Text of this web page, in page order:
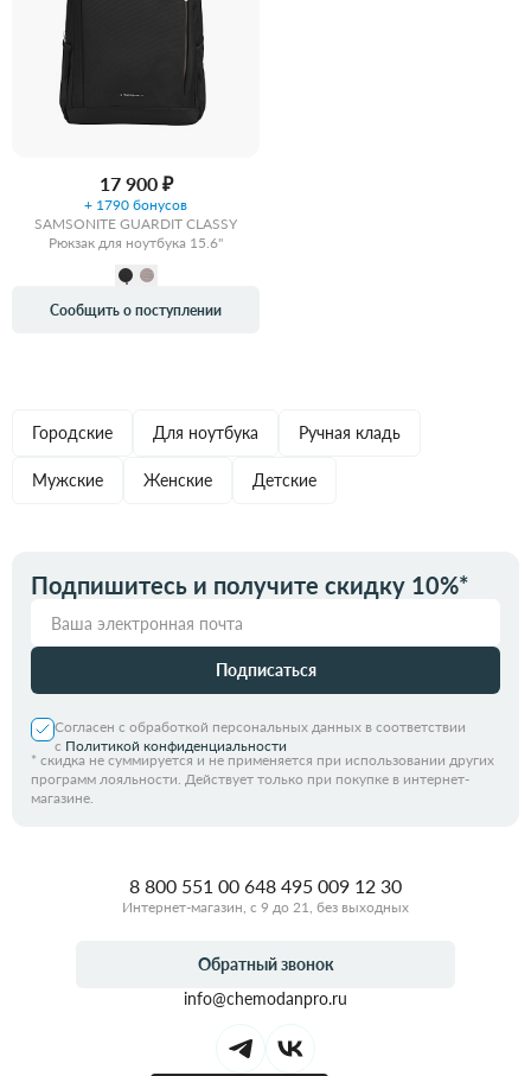
17 900 ₽
+ 1790 бонусов
SAMSONITE GUARDIT CLASSY
Рюкзак для ноутбука 15.6"
Сообщить о поступлении
Городские Для ноутбука Ручная кладь
Мужские Женские Детские
Подпишитесь и получите скидку 10%*
Подписаться
Согласен с обработкой персональных данных в соответствии
с Политикой конфиденциальности
* скидка не суммируется и не применяется при использовании других
программ лояльности. Действует только при покупке в интернет-
магазине.
8 800 551 00 648 495 009 12 30
Интернет-магазин, с 9 до 21, без выходных
Обратный звонок
info@chemodanpro.ru